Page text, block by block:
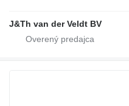
J&Th van der Veldt BV